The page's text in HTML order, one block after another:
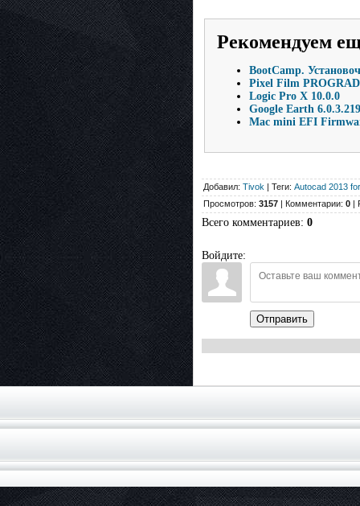
Рекомендуем
BootCamp.
Pixel Film
Logic Pro X 10.0.0
Google Earth
Mac mini EFI
Добавил: Tivok | Теги: Autocad 2013
Просмотров: 3157 | Комментарии: 0 |
Всего комментариев: 0
Войдите:
Отправить